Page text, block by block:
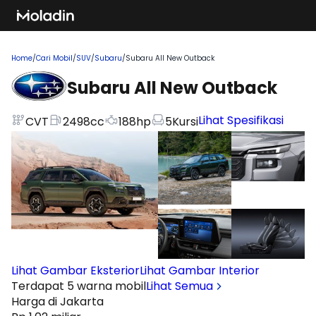
Home/Cari Mobil/SUV/Subaru/Subaru All New Outback
Subaru All New Outback
CVT 2498cc 188hp 5KursiLihat Spesifikasi
Lihat Gambar EksteriorLihat Gambar Interior
Terdapat 5 warna mobilLihat Semua
Harga di Jakarta